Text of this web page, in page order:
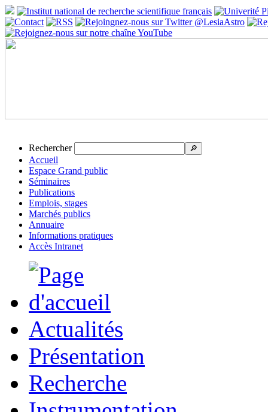
Rechercher 🔎
Accueil
Espace Grand public
Séminaires
Publications
Emplois, stages
Marchés publics
Annuaire
Informations pratiques
Accès Intranet
Actualités
Présentation
Recherche